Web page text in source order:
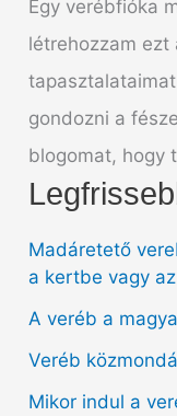
Egy verébfióka
létrehozzam ezt
gondozni a
blogomat, hogy
Madáretető
a kertbe vagy
A veréb a
Veréb
Mikor indul a